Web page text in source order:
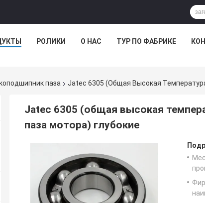
РОЛИКИ О НАС ТУР ПО ФАБРИКЕ
паза Jatec 6305 (общая Высокая
Jatec 6305 (общая высокая
паза мотора) глубокие